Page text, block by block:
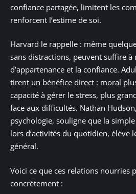
confiance partagée, limitent les
renforcent l’estime de soi.
Harvard le rappelle : même
sans distractions, peuvent suffire
d’appartenance et la confiance.
tirent un bénéfice direct : moral
capacité à gérer le stress, plus
face aux difficultés. Nathan
psychologie, souligne que la
lors d’activités du quotidien, élève
général.
Voici ce que ces relations nourries
concrètement :